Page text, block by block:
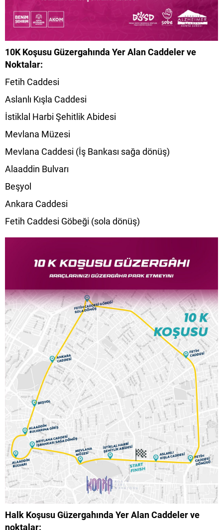
10K Koşusu Güzergahında Yer Alan Caddeler ve
Noktalar:
Fetih Caddesi
Aslanlı Kışla Caddesi
İstiklal Harbi Şehitlik Abidesi
Mevlana Müzesi
Mevlana Caddesi (İş Bankası sağa dönüş)
Alaaddin Bulvarı
Beşyol
Ankara Caddesi
Fetih Caddesi Göbeği (sola dönüş)
Halk Koşusu Güzergahında Yer Alan Caddeler ve
noktalar: